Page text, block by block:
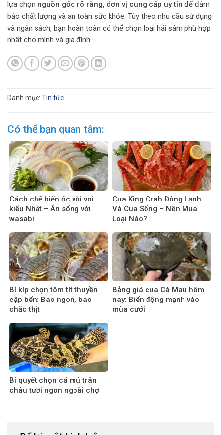
lựa chọn nguồn gốc rõ ràng, đơn vị cung cấp uy tín để đảm
bảo chất lượng và an toàn sức khỏe. Tùy theo nhu cầu sử dụng
và ngân sách, bạn hoàn toàn có thể chọn loại hải sâm phù hợp
nhất cho mình và gia đình.
Danh mục: Tin tức
Có thể bạn quan tâm:
Cách chế biến ốc vòi voi
kiểu Nhật – Ăn sống với
wasabi
Cua King Crab Đông Lạnh
Và Cua Sống – Nên Mua
Loại Nào?
Bí kíp chọn tôm tít thuyền
cập bến: Bao ngon, bao
chắc thịt
Bảng giá cua Cà Mau hôm
nay: Biến động mạnh vào
mùa cưới
Bí quyết chọn cá mú trân
châu tươi ngon ngoài chợ